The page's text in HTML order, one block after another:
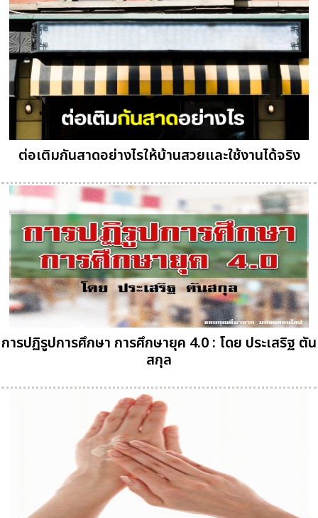
ต่อเติมกันสาดอย่างไรให้บ้านสวยและใช้งานได้จริง
การปฏิรูปการศึกษา การศึกษายุค 4.0 : โดย ประเสริฐ ตัน
สกุล